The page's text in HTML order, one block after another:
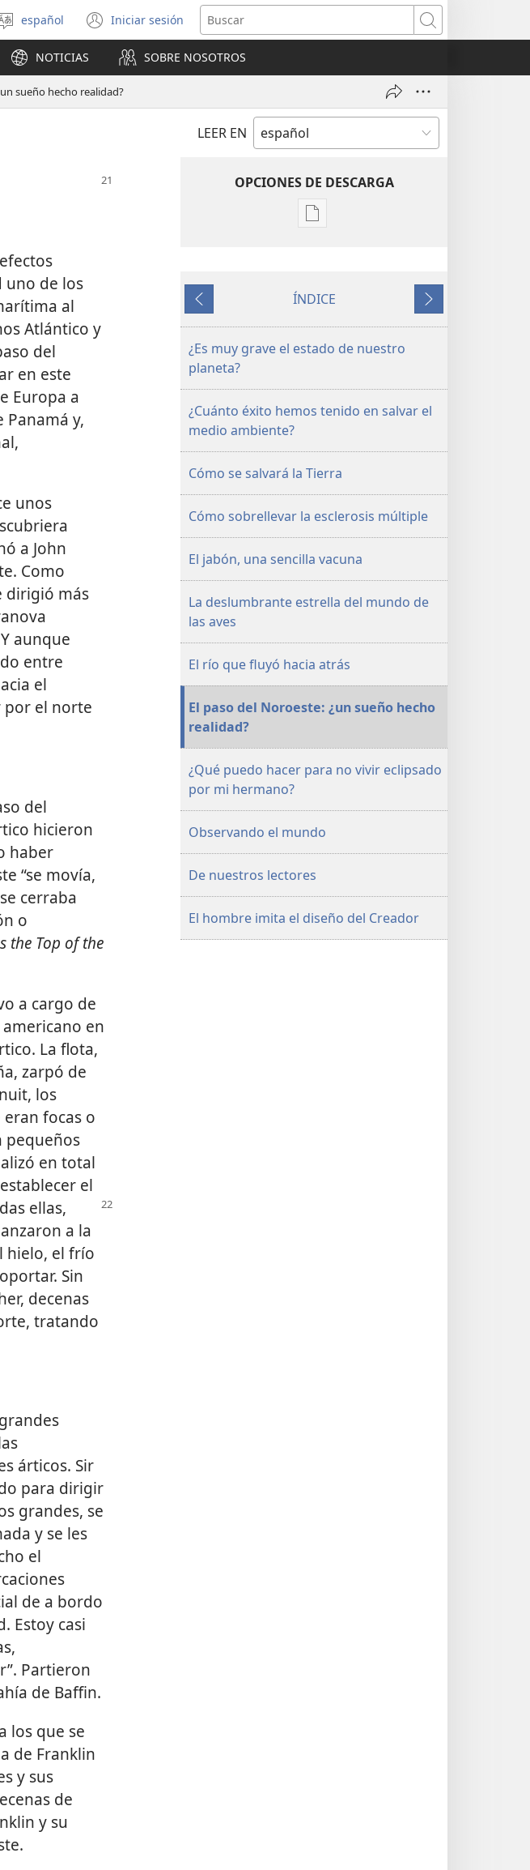
Seleccionar
idioma
español Iniciar sesión
(abre
una
nueva
ventana)
Buscar
NOTICIAS SOBRE NOSOTROS
sueño hecho realidad?
LEER EN
uno de los
al
Atlántico y
del
en este
Europa a
y,
unos
a John
Como
dirigió más
aunque
entre
el
por el norte
del
hicieron
haber
“se movía,
cerraba
o
the Top of the
a cargo de
en
La flota,
zarpó de
los
focas o
pequeños
en total
el
ellas,
a la
hielo, el frío
Sin
decenas
tratando
árticos. Sir
para dirigir
grandes, se
y se les
el
de a bordo
Estoy casi
Partieron
de Baffin.
los que se
de Franklin
y sus
de
y su
OPCIONES DE DESCARGA
Opciones
publicaciones
22
de
Anterior
ÍNDICE
Siguiente
¿Es muy grave el estado de nuestro
planeta?
¿Cuánto éxito hemos tenido en salvar el
medio ambiente?
Cómo se salvará la Tierra
Cómo sobrellevar la esclerosis múltiple
El jabón, una sencilla vacuna
La deslumbrante estrella del mundo de
las aves
El río que fluyó hacia atrás
El paso del Noroeste: ¿un sueño hecho
realidad?
¿Qué puedo hacer para no vivir eclipsado
por mi hermano?
Observando el mundo
De nuestros lectores
El hombre imita el diseño del Creador